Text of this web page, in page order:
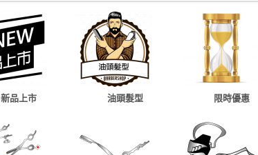
新品上市 油頭髮型 限時優惠